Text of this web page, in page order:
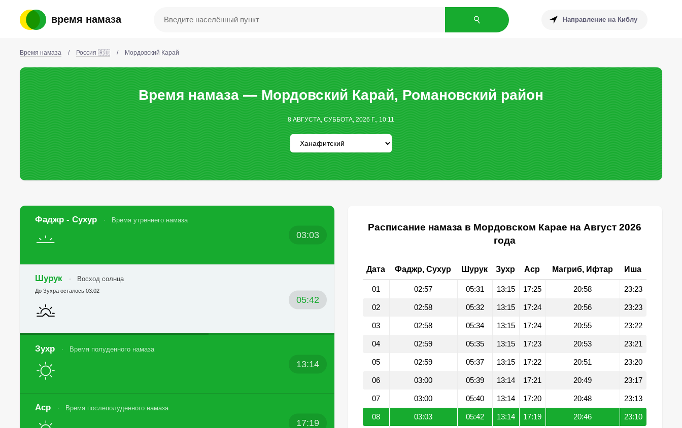
время намаза Направление на Киблу
Время намаза / Россия 🇷🇺 / Мордовский Карай
Время намаза — Мордовский Карай, Романовский район
8 АВГУСТА, СУББОТА, 2026 Г., 10:11
Фаджр - Сухур Время утреннего намаза
03:03
Шурук Восход солнца
05:42
До Зухра осталось 03:02
Зухр Время полуденного намаза
13:14
Аср Время послеполуденного намаза
17:19
Расписание намаза в Мордовском Карае на Август 2026
года
Дата Фаджр, Сухур Шурук Зухр Аср Магриб, Ифтар Иша
01 02:57 05:31 13:15 17:25 20:58 23:23
02 02:58 05:32 13:15 17:24 20:56 23:23
03 02:58 05:34 13:15 17:24 20:55 23:22
04 02:59 05:35 13:15 17:23 20:53 23:21
05 02:59 05:37 13:15 17:22 20:51 23:20
06 03:00 05:39 13:14 17:21 20:49 23:17
07 03:00 05:40 13:14 17:20 20:48 23:13
08 03:03 05:42 13:14 17:19 20:46 23:10